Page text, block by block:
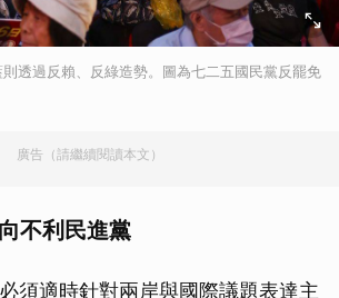
透過反賴、反綠造勢。圖為七二五國民黨反罷免
廣告（請繼續閱讀本文）
不利民進黨
須適時針對兩岸與國際議題表達主